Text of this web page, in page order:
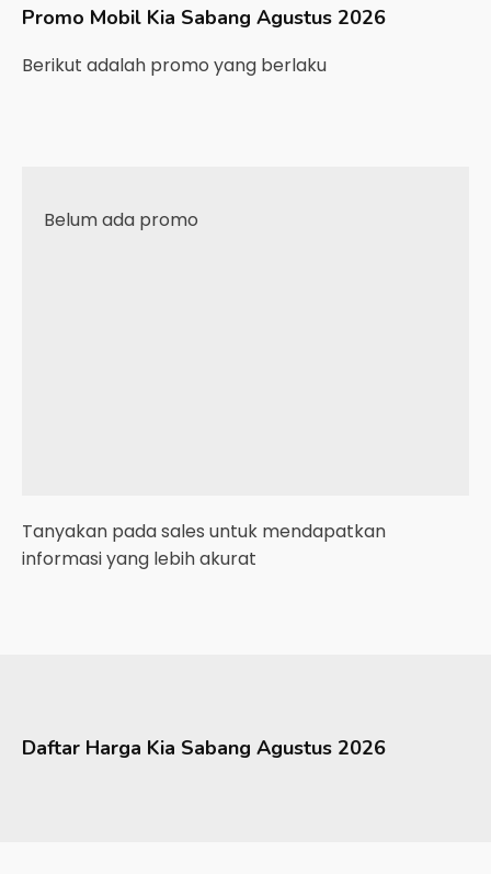
Promo Mobil Kia Sabang Agustus 2026
Berikut adalah promo yang berlaku
Belum ada promo
Tanyakan pada sales untuk mendapatkan
informasi yang lebih akurat
Daftar Harga Kia Sabang Agustus 2026